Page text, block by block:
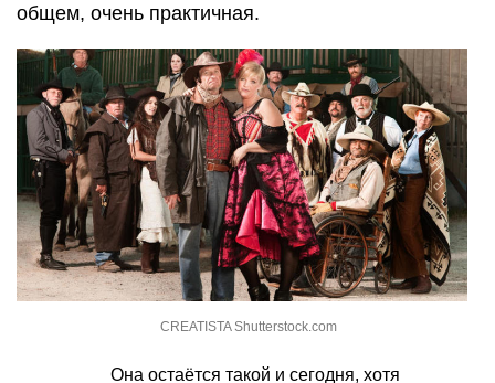
общем, очень практичная.
CREATISTA Shutterstock.com
Она остаётся такой и сегодня, хотя